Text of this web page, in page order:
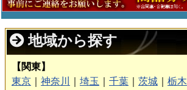
地域から探す
【関東】
東京
神奈川 埼玉 千葉 茨城 栃木